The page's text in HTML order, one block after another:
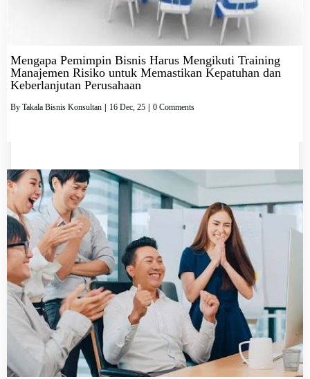
Mengapa Pemimpin Bisnis Harus Mengikuti Training
Manajemen Risiko untuk Memastikan Kepatuhan dan
Keberlanjutan Perusahaan
By Takala Bisnis Konsultan 16 Dec, 25 0 Comments